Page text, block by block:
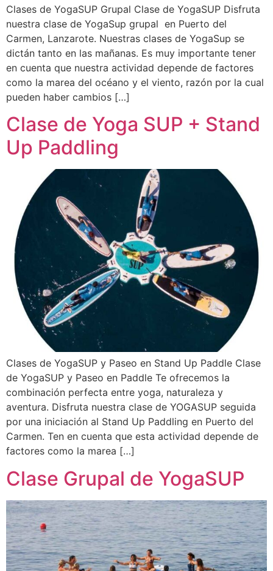
Clases de YogaSUP Grupal Clase de YogaSUP Disfruta
nuestra clase de YogaSup grupal en Puerto del
Carmen, Lanzarote. Nuestras clases de YogaSup se
dictán tanto en las mañanas. Es muy importante tener
en cuenta que nuestra actividad depende de factores
como la marea del océano y el viento, razón por la cual
pueden haber cambios […]
Clase de Yoga SUP + Stand
Up Paddling
Clases de YogaSUP y Paseo en Stand Up Paddle Clase
de YogaSUP y Paseo en Paddle Te ofrecemos la
combinación perfecta entre yoga, naturaleza y
aventura. Disfruta nuestra clase de YOGASUP seguida
por una iniciación al Stand Up Paddling en Puerto del
Carmen. Ten en cuenta que esta actividad depende de
factores como la marea […]
Clase Grupal de YogaSUP